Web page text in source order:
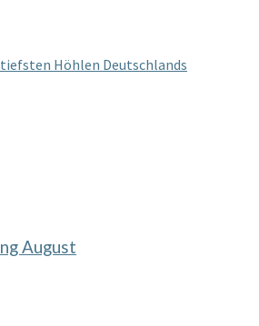
Höhlen Deutschlands
August